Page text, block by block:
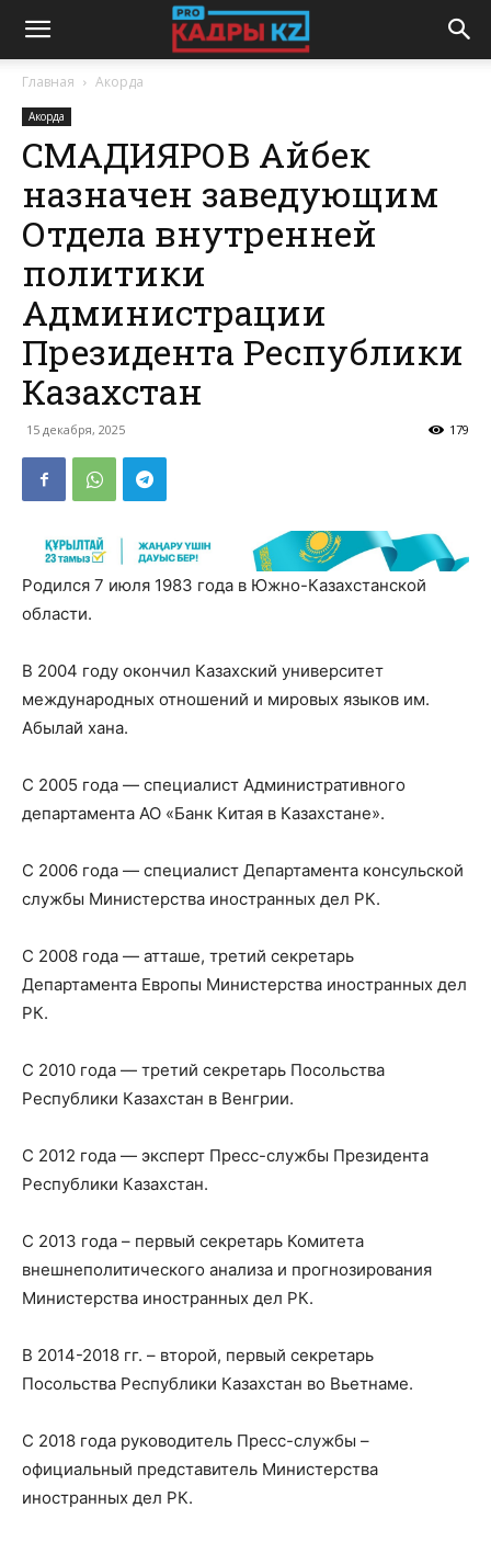
Главная Акорда
Акорда
СМАДИЯРОВ Айбек
назначен заведующим
Отдела внутренней
политики
Администрации
Президента Республики
Казахстан
15 декабря, 2025 179
Родился 7 июля 1983 года в Южно-Казахстанской
области.
В 2004 году окончил Казахский университет
международных отношений и мировых языков им.
Абылай хана.
С 2005 года — специалист Административного
департамента АО «Банк Китая в Казахстане».
С 2006 года — специалист Департамента консульской
службы Министерства иностранных дел РК.
С 2008 года — атташе, третий секретарь
Департамента Европы Министерства иностранных дел
РК.
С 2010 года — третий секретарь Посольства
Республики Казахстан в Венгрии.
С 2012 года — эксперт Пресс-службы Президента
Республики Казахстан.
С 2013 года – первый секретарь Комитета
внешнеполитического анализа и прогнозирования
Министерства иностранных дел РК.
В 2014-2018 гг. – второй, первый секретарь
Посольства Республики Казахстан во Вьетнаме.
С 2018 года руководитель Пресс-службы –
официальный представитель Министерства
иностранных дел РК.